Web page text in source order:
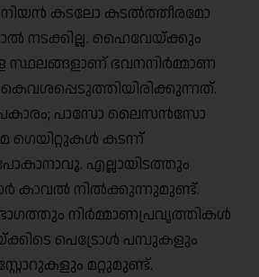
കടലോ കടൽത്തീരമോ
നടക്കില്ല. ഹൈവേയ്ക്കും
സ്ഥലങ്ങളാണ് ഭവനനിർമ്മാണ
പാസോ ലൈസൻസോ
ഗെയിറ്റുകൾ കടന്ന്
എല്ലായിടത്തും
കാവൽ നിൽക്കുന്നുമുണ്ട്.
നിർമ്മാണപ്രവൃത്തികൾ
പെട്രോൾ പമ്പുകളും
മറ്റുമുണ്ട്.